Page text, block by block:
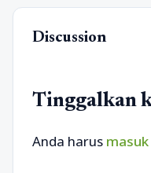
Discussion
Tinggalkan
Anda harus masuk